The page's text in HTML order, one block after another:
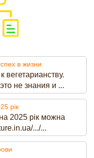
в жизни
вегетарианству.
не знания и ...
рік
2025 рік можна
.../...